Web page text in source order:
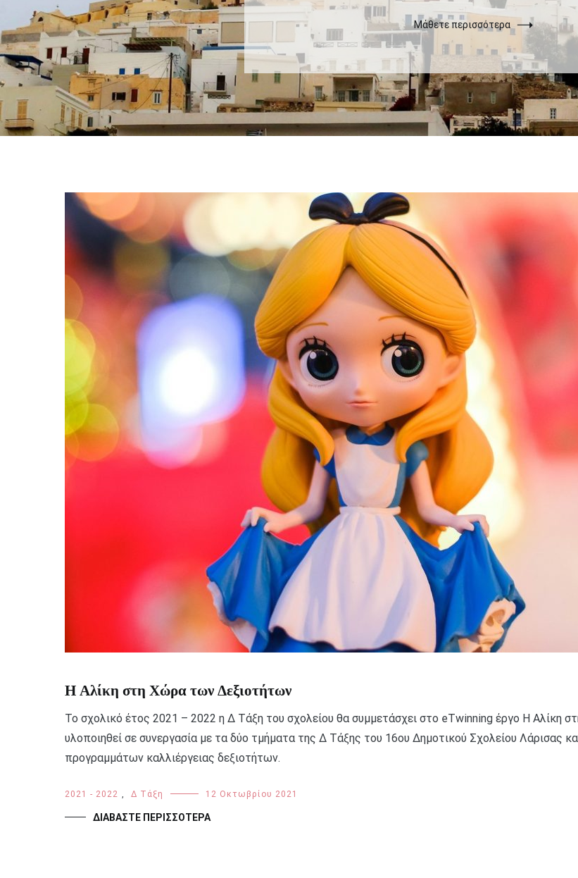
Μάθετε περισσότερα
Η Αλίκη στη Χώρα των Δεξιοτήτων
Το σχολικό έτος 2021 – 2022 η Δ Τάξη του σχολείου θα συμμετάσχει στο eTwinning έργο Η Αλίκη
υλοποιηθεί σε συνεργασία με τα δύο τμήματα της Δ Τάξης του 16ου Δημοτικού Σχολείου Λάρισας
προγραμμάτων καλλιέργειας δεξιοτήτων.
2021 - 2022 , Δ Τάξη 12 Οκτωβρίου 2021
ΔΙΑΒΆΣΤΕ ΠΕΡΙΣΣΌΤΕΡΑ